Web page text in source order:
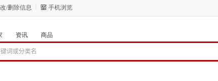
/删除信息 手机浏览
资讯 商品